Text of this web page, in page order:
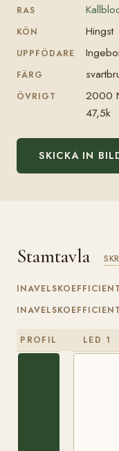
RAS
KÖN Hingst
UPPFÖDARE
FÄRG
ÖVRIGT
2000
47,5k
SKICKA IN
Stamtavla
PROFIL LED 1